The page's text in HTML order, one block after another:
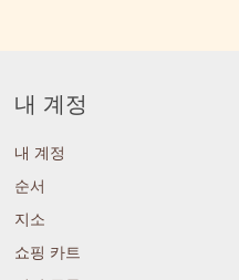
내 계정
내 계정
순서
지소
쇼핑 카트